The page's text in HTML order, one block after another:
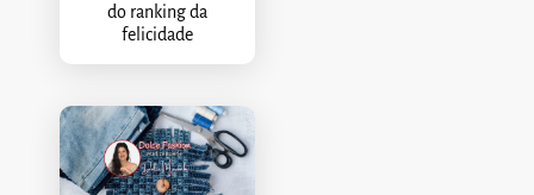
do ranking da
felicidade